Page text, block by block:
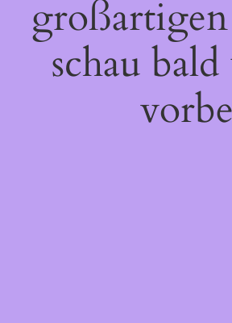
großartigen
schau